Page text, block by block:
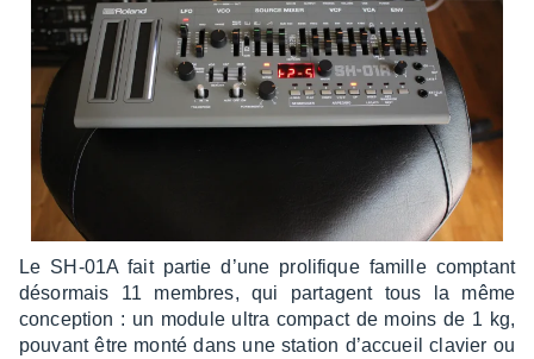
Le SH-01A fait partie d’une proli­fique famille comp­tant
désor­mais 11 membres, qui partagent tous la même
concep­tion : un module ultra compact de moins de 1 kg,
pouvant être monté dans une station d’ac­cueil clavier ou